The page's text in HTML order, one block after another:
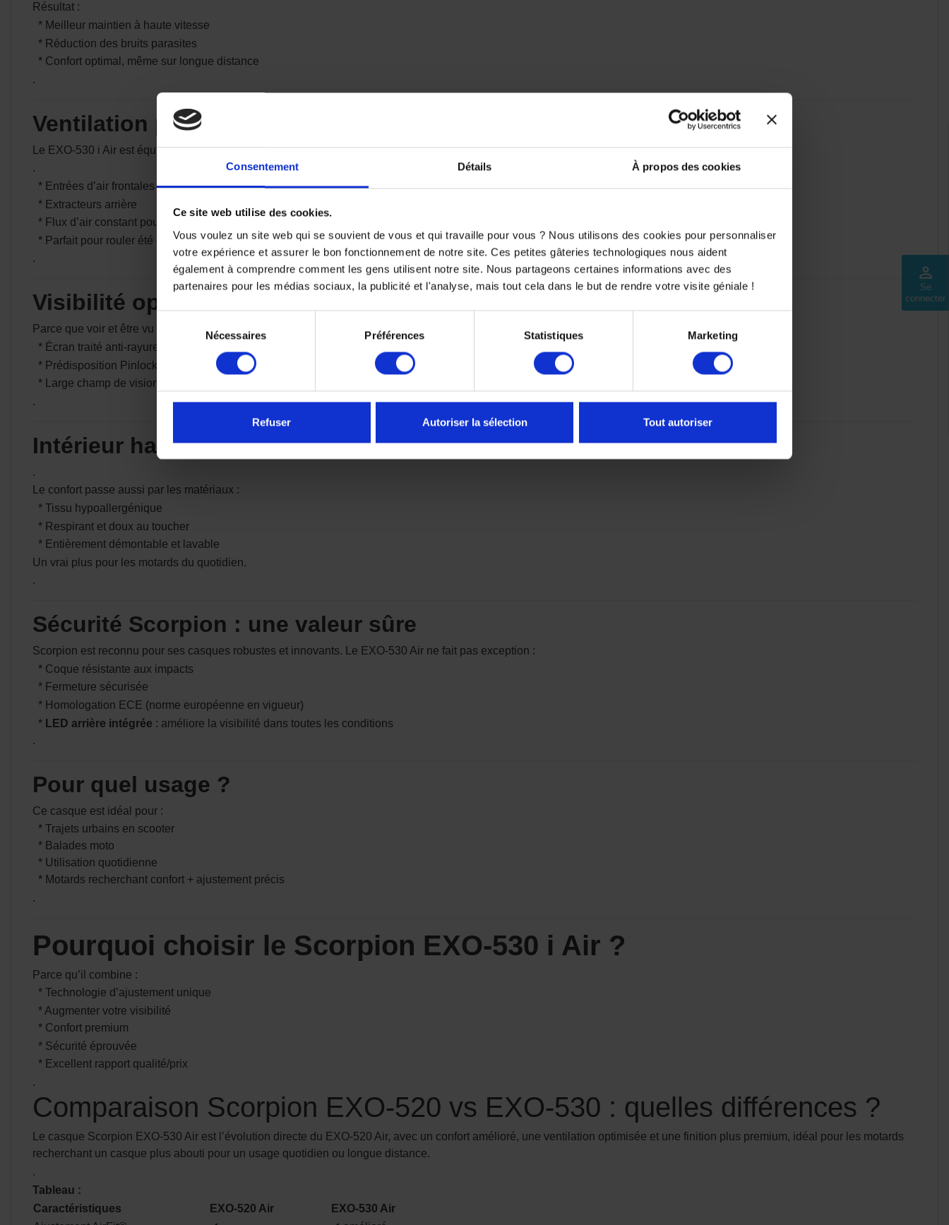
Consentement Détails À propos des cookies
Ce site web utilise des cookies.
Vous voulez un site web qui se souvient de vous et qui travaille pour vous ? Nous utilisons des cookies pour personnaliser
votre expérience et assurer le bon fonctionnement de notre site. Ces petites gâteries technologiques nous aident
également à comprendre comment les gens utilisent notre site. Nous partageons certaines informations avec des
partenaires pour les médias sociaux, la publicité et l'analyse, mais tout cela dans le but de rendre votre visite géniale !
consentement
Nécessaires Préférences Statistiques Marketing
Refuser Autoriser la sélection Tout autoriser
perm_identity
Se
connecter
Résultat :
* Meilleur maintien à haute vitesse
* Réduction des bruits parasites
* Confort optimal, même sur longue distance
.
Ventilation performante pour rouler en toute saison
Le EXO-530 i Air est équipé d’un système de ventilation multi-canaux qui permet une circulation d’air efficace.
.
* Entrées d’air frontales
* Extracteurs arrière
* Flux d’air constant pour limiter la chaleur et la buée
* Parfait pour rouler été comme hiver sans compromis.
.
Visibilité optimale et sécurité renforcée
Parce que voir et être vu est essentiel, ce casque intègre :
* Écran traité anti-rayures
* Prédisposition Pinlock (lentille incluse) pour éviter la buée
* Large champ de vision pour plus de sécurité
.
Intérieur haut de gamme KwikWick®
.
Le confort passe aussi par les matériaux :
* Tissu hypoallergénique
* Respirant et doux au toucher
* Entièrement démontable et lavable
Un vrai plus pour les motards du quotidien.
.
Sécurité Scorpion : une valeur sûre
Scorpion est reconnu pour ses casques robustes et innovants. Le EXO-530 Air ne fait pas exception :
* Coque résistante aux impacts
* Fermeture sécurisée
* Homologation ECE (norme européenne en vigueur)
* LED arrière intégrée : améliore la visibilité dans toutes les conditions
.
Pour quel usage ?
Ce casque est idéal pour :
* Trajets urbains en scooter
* Balades moto
* Utilisation quotidienne
* Motards recherchant confort + ajustement précis
.
Pourquoi choisir le Scorpion EXO-530 i Air ?
Parce qu’il combine :
* Technologie d’ajustement unique
* Augmenter votre visibilité
* Confort premium
* Sécurité éprouvée
* Excellent rapport qualité/prix
.
Comparaison Scorpion EXO-520 vs EXO-530 : quelles différences ?
Le casque Scorpion EXO-530 Air est l’évolution directe du EXO-520 Air, avec un confort amélioré, une ventilation optimisée et une finition plus premium, idéal pour les motards
recherchant un casque plus abouti pour un usage quotidien ou longue distance.
.
Tableau :
Caractéristiques
EXO-520 Air
EXO-530 Air